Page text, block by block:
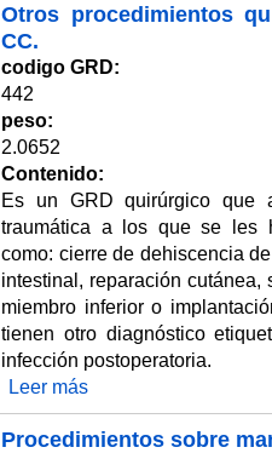
Otros procedimientos
CC.
codigo GRD:
442
peso:
2.0652
Contenido:
Es un GRD quirúrgico que
traumática a los que se les
como: cierre de dehiscencia
intestinal, reparación cutánea,
miembro inferior o
tienen otro diagnóstico
infección postoperatoria.
Leer más
Procedimientos sobre